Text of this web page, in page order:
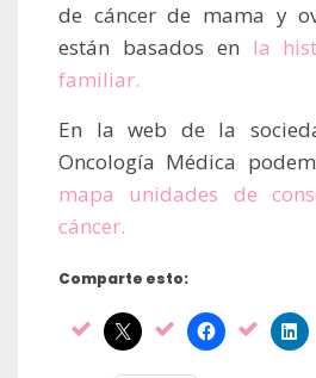
de cáncer de mama y
están basados en la
familiar.
En la web de la
Oncología Médica
mapa unidades de
cáncer.
Comparte esto: